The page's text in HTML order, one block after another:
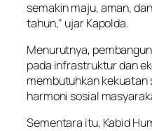
semakin maju, aman,
tahun,” ujar Kapolda.
Menurutnya,
pada infrastruktur dan
membutuhkan kekuatan
harmoni sosial
Sementara itu, Kabid